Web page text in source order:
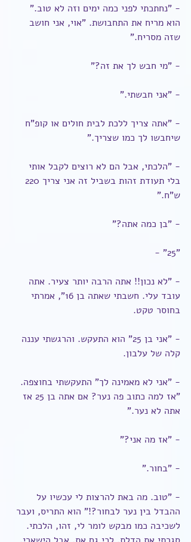
- "נחתכתי לפני כמה ימים וזה לא טוב."
הוא מריח את התחבושת. "אוי, אני חושב
שזה מסריח."
- "מי חבש לך את זה?"
- "אני חבשתי."
- "אתה צריך ללכת לבית חולים או קופ"ח
שיחבשו לך כמו שצריך."
- "הלכתי, אבל הם לא רוצים לקבל אותי
ש"ח."
- "בן כמה אתה?"
- "25"
- "לא נכון!! אתה הרבה יותר צעיר. אתה
עובד עלי. חשבתי שאתה בן 16", אמרתי
בחוסר טקט.
- "אני בן 25" הוא התעקש. והרגשתי עננה
קלה של עלבון.
- "אני לא מאמינה לך" התעקשתי בחוצפה.
"אז למה כתוב פה נער? אם אתה בן 25 אז
אתה לא נער."
- "אז מה אני?"
- "בחור."
- "טוב. מה באת להרצות לי עכשיו על
ההבדל בין נער לבחור?!" הוא התריס, ועבר
לשכיבה כמו מבקש לומר לי, זהו, הלכתי.